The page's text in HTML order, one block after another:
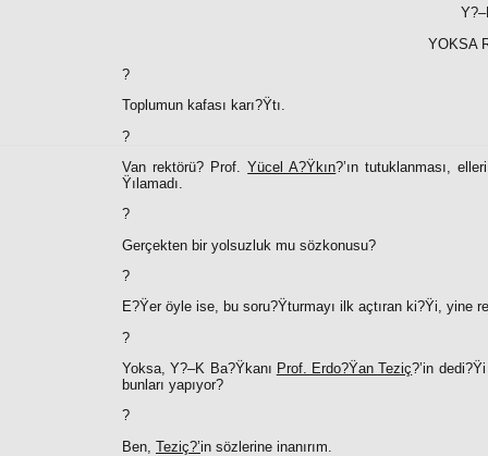
YOKSA
?
Toplumun kafası karı?Ÿtı.
?
Van rektörü? Prof.Yücel A?Ÿkın?’ın tutuklanması,
Ÿılamadı.
?
Gerçekten bir yolsuzluk mu sözkonusu?
?
E?Ÿer öyle ise, bu soru?Ÿturmayı ilk açtıran ki?Ÿi, yine
?
Yoksa, Y?–K Ba?Ÿkanı Prof. Erdo?Ÿan Teziç?’in
bunları yapıyor?
?
Ben, Teziç?’in sözlerine inanırım.